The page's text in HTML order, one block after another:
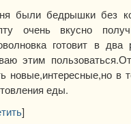
были бедрышки без
очень вкусно
готовит в
этим
новые,интересные,но
еды.
]